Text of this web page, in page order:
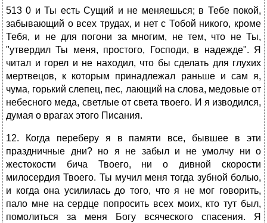
513 0 и Ты есть Сущий и не меняешься; в Тебе покой,
забывающий о всех трудах, и нет с Тобой никого, кроме
Тебя, и не для погони за многим, не тем, что не Ты,
"утвердил Ты меня, простого, Господи, в надежде". Я
читал и горел и не находил, что бы сделать для глухих
мертвецов, к которым принадлежал раньше и сам я,
чума, горький слепец, пес, лающий на слова, медовые от
небесного меда, светлые от света твоего. И я изводился,
думая о врагах этого Писания.
12. Когда переберу я в памяти все, бывшее в эти
праздничные дни? но я не забыл и не умолчу ни о
жестокости бича Твоего, ни о дивной скорости
милосердия Твоего. Ты мучил меня тогда зубной болью,
и когда она усилилась до того, что я не мог говорить,
пало мне на сердце попросить всех моих, кто тут был,
помолиться за меня Богу всяческого спасения. Я